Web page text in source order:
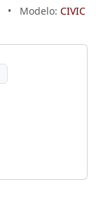
• Modelo: CIVIC